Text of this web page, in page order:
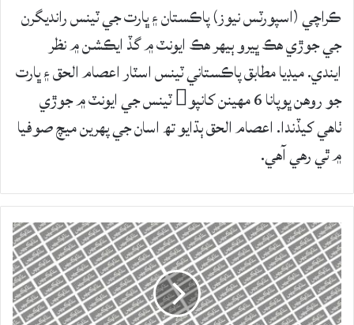
ڪراچي (اسپورٽس نيوز) پاڪستان ۽ ڀارت جي ٽينس رانديگرن
جي جوڙي هڪ ڀيرو ٻيهر هڪ ايونٽ ۾ گڏ ايڪشن ۾ نظر
ايندي. ميڊيا مطابق پاڪستاني ٽينس اسٽار اعصام الحق ۽ ڀارت
جو روهن ڀوپانا 6 مهينن کانپو ٽينس جي ايونٽ ۾ جوڙي
ٺاهي کيڏندا. اعصام الحق ٻڌايو تھ اسان جي پهرين ميچ صوفيا
۾ ٿي رهي آهي.